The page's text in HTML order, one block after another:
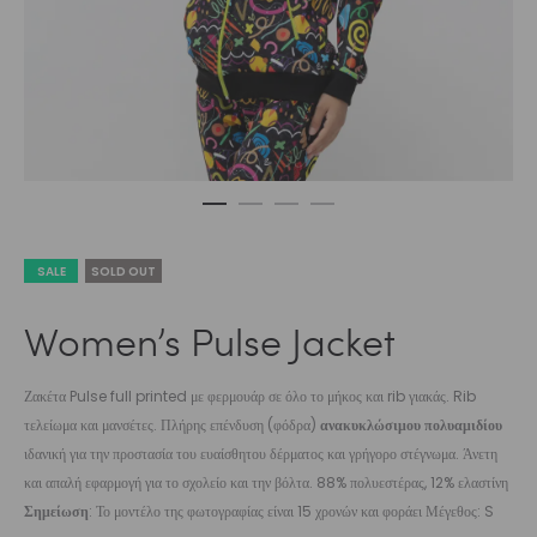
SALE SOLD OUT
Women’s Pulse Jacket
Ζακέτα Pulse full printed με φερμουάρ σε όλο το μήκος και rib γιακάς. Rib
τελείωμα και μανσέτες. Πλήρης επένδυση (φόδρα) ανακυκλώσιμου πολυαμιδίου
ιδανική για την προστασία του ευαίσθητου δέρματος και γρήγορο στέγνωμα. Άνετη
και απαλή εφαρμογή για το σχολείο και την βόλτα. 88% πολυεστέρας, 12% ελαστίνη
Σημείωση: Το μοντέλο της φωτογραφίας είναι 15 χρονών και φοράει Μέγεθος: S